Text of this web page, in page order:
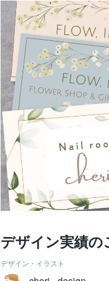
デザイン実績の
デザイン・イラスト